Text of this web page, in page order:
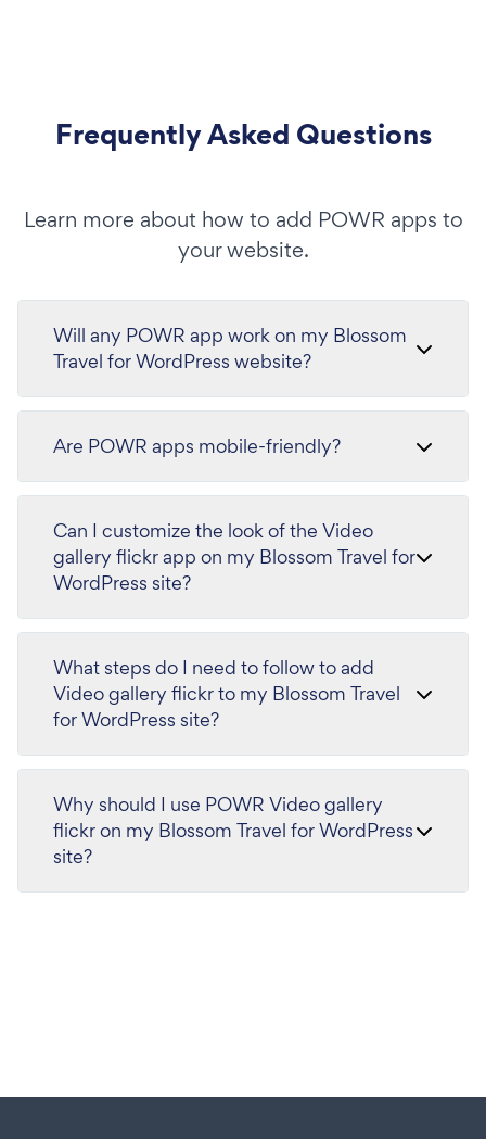
Frequently Asked Questions
Learn more about how to add POWR apps to
your website.
Will any POWR app work on my Blossom
Travel for WordPress website?
Are POWR apps mobile-friendly?
Can I customize the look of the Video
gallery flickr app on my Blossom Travel for
WordPress site?
What steps do I need to follow to add
Video gallery flickr to my Blossom Travel
for WordPress site?
Why should I use POWR Video gallery
flickr on my Blossom Travel for WordPress
site?